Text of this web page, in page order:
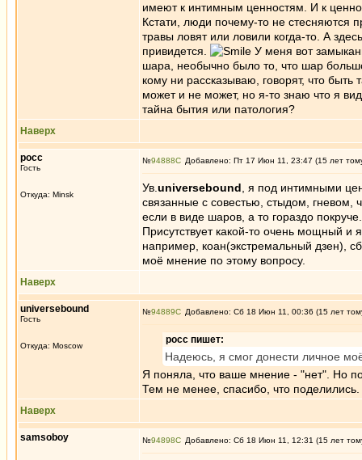
имеют к интимным ценностям. И к
Кстати, люди почему-то не стесняются
травы ловят или ловили когда-то. А
привидется.
У меня вот
шара, необычно было то, что шар
кому ни рассказываю, говорят, что
может и не может, но я-то знаю что я
тайна бытия или патология?
Наверх
росс
Гость
Откуда: Minsk
№94888 Добавлено: Пт 17 Июн 11, 23:47 (15 лет
Ув. universebound , я под интимными
связанные с совестью, стыдом, гневом,
если в виде шаров, а то гораздо
Присутствует какой-то очень мощный и
например, коан(экстремальный дзен),
моё мнение по этому вопросу.
Наверх
universebound
Гость
Откуда: Moscow
№94889 Добавлено: Сб 18 Июн 11, 00:36 (15 лет
росс пишет:
Надеюсь, я смог донести личное
Я поняла, что ваше мнение - "нет". Но
Тем не менее, спасибо, что поделились.
Наверх
samsoboy №94898 Добавлено: Сб 18 Июн 11, 12:31 (15 лет